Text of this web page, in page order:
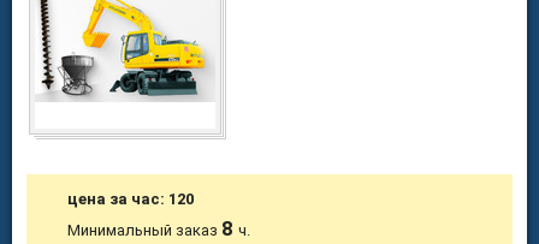
цена за час: 120
Минимальный заказ 8ч.